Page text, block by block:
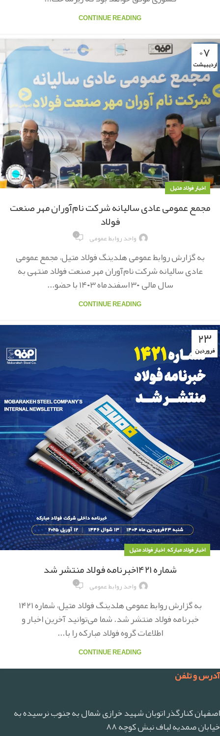
CONTINUE READING
۰۷
اردیبهشت
اخبار فولاد متیل
مجمع عمومی عادی سالیانه شرکت نام‌آوران مهر صنعت
فولاد
واحد روابط عمومی ۰
به گزارش روابط عمومی هلدینگ فولاد متیل، مجمع عمومی
عادی سالیانه شرکت نام‌آوران مهر صنعت فولاد منتهی به
سال مالی ۳۰ اسفندماه ۱۴۰۳ با حضو...
CONTINUE READING
۲۳
فروردین
اخبار فولاد مبارکه,اخبار فولاد متیل
شماره ۱۴۲۱خبرنامه فولاد منتشر شد
واحد روابط عمومی ۰
به گزارش روابط عمومی هلدینگ فولاد متیل، شماره ۱۴۲۱
خبرنامه فولاد منتشر شد. شما می‌توانید آخرین اخبار و
اطلاعات گروه فولاد مبارکه را با...
CONTINUE READING
آدرس و تلفن
اصفهان کنارگذر اتوبان شهید خرازی شمال به جنوب نرسیده به
خیابان صمدیه لباف نبش کوچه ۸۸